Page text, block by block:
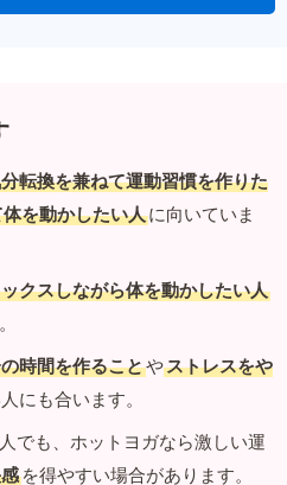
転換を兼ねて運動習慣を作りた
を動かしたい人に向いていま
クスしながら体を動かしたい人
時間を作ることやストレスをや
にも合います。
でも、ホットヨガなら激しい運
を得やすい場合があります。